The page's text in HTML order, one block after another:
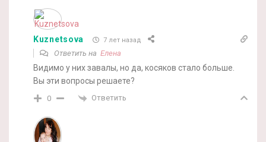
Kuznetsova 7 лет назад
Ответить на Елена
Видимо у них завалы, но да, косяков стало больше.
Вы эти вопросы решаете?
0 Ответить